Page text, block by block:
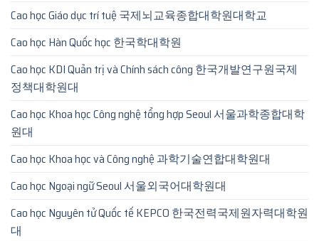
Cao học Giáo dục trí tuệ 국제뇌교육종합대학원대학교
Cao học Hàn Quốc học 한국학대학원
Cao học KDI Quản trị và Chính sách công 한국개발연구원국제
정책대학원대
Cao học Khoa học Công nghệ tổng hợp Seoul 서울과학종합대학
원대
Cao học Khoa học và Công nghệ 과학기술연합대학원대
Cao học Ngoại ngữ Seoul 서울외국어대학원대
Cao học Nguyên tử Quốc tế KEPCO 한국전력국제원자력대학원
대